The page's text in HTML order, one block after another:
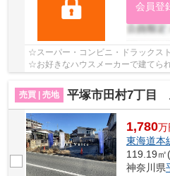
会員登
☆スーパー・コンビニ・ドラックス
☆お好きなハウスメーカーで建て
売買 | 売地
平塚市田村7丁目 土
1,780万
東海道本
119.19㎡
神奈川県